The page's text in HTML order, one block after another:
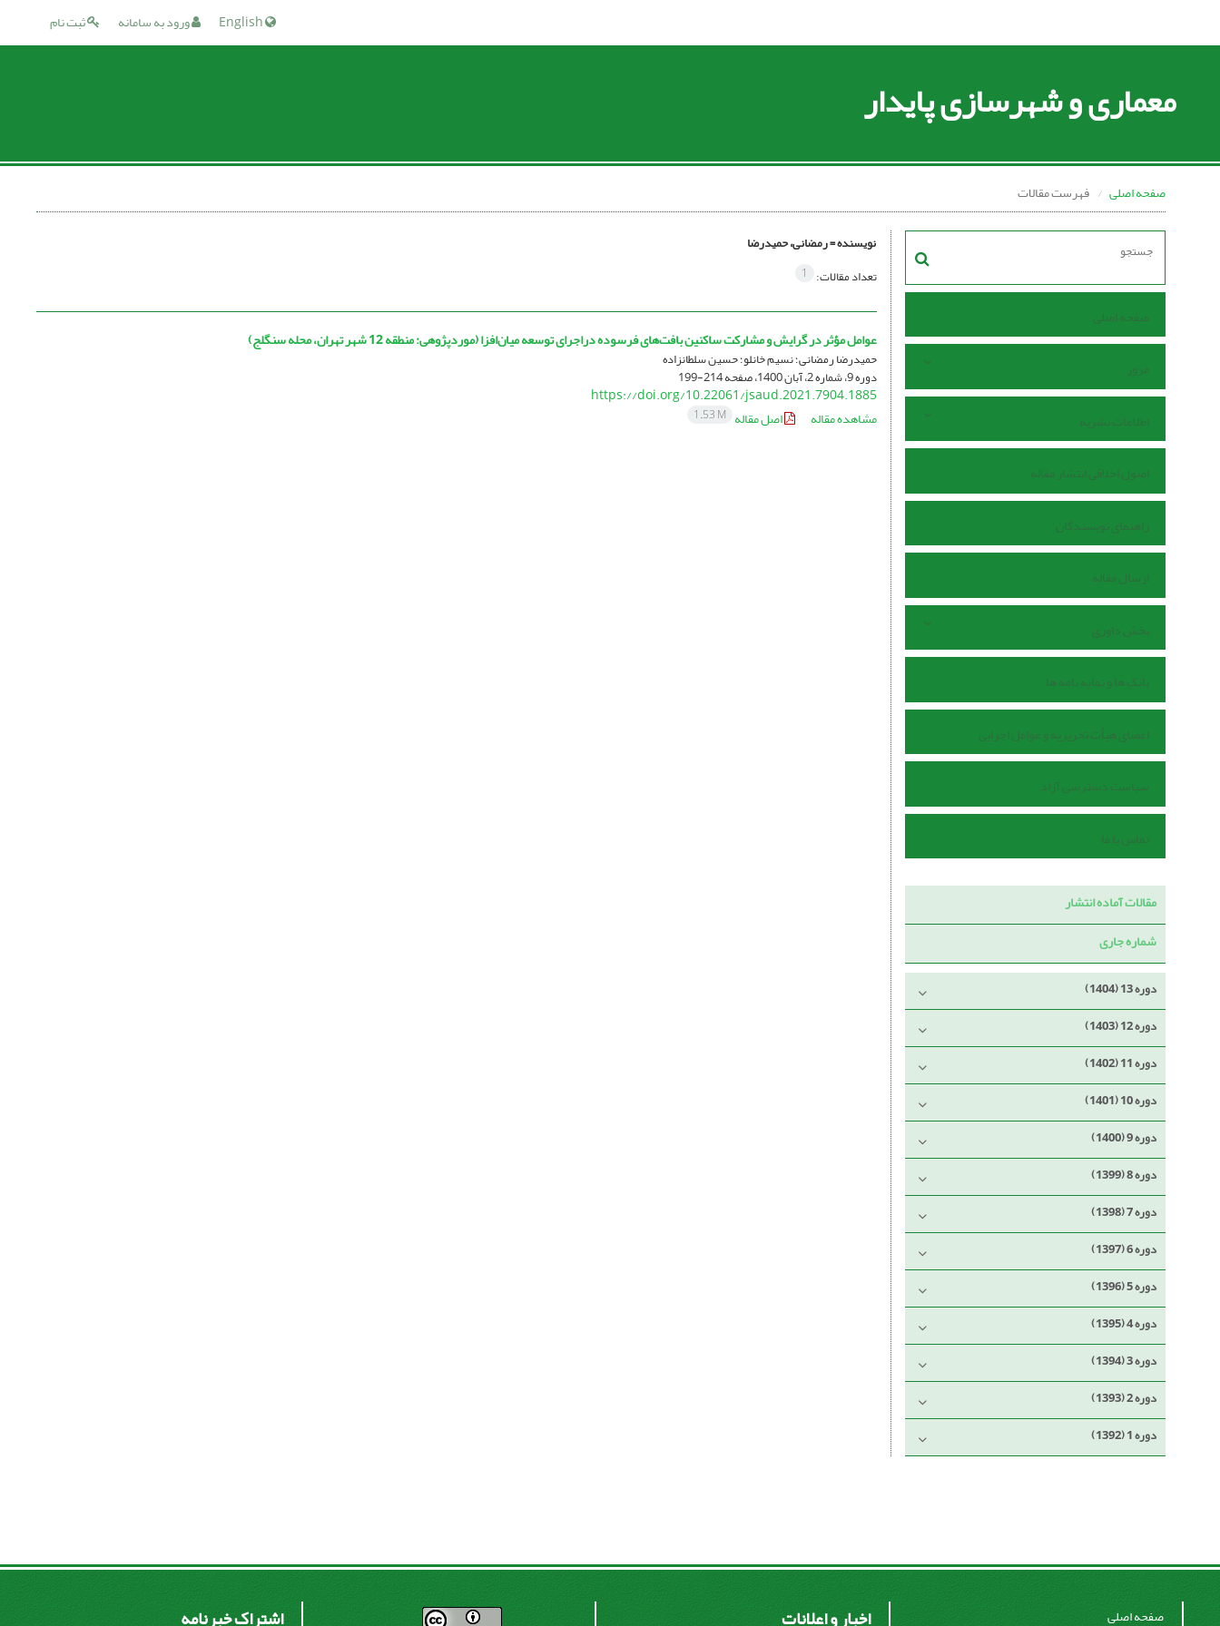
ثبت نام ورود به سامانه
معماری و شهرسازی پایدار
صفحه اصلی فهرست مقالات
صفحه اصلی
مرور
اطلاعات نشریه
اصول اخلاقی انتشار مقاله
راهنمای نویسندگان
ارسال مقاله
بخش داوری
بانک ها و نمایه نامه ها
اعضای هیأت تحریریه و عوامل اجرایی
سیاست دسترسی آزاد
تماس با ما
مقالات آماده انتشار
شماره جاری
دوره 13 (1404)
دوره 12 (1403)
دوره 11 (1402)
دوره 10 (1401)
دوره 9 (1400)
دوره 8 (1399)
دوره 7 (1398)
دوره 6 (1397)
دوره 5 (1396)
دوره 4 (1395)
دوره 3 (1394)
دوره 2 (1393)
دوره 1 (1392)
نویسنده =رمضانی، حمیدرضا
تعداد مقالات: 1
عوامل مؤثر در گرایش و مشارکت ساکنین بافت‌های فرسوده دراجرای توسعه میان‌افزا (موردپژوهی: منطقه 12 شهر تهران، محله سنگلج)
حمیدرضا رمضانی؛ نسیم خانلو؛ حسین سلطانزاده
دوره 9، شماره 2، آبان 1400، صفحه 214-199
https://doi.org/10.22061/jsaud.2021.7904.1885
مشاهده مقاله
اصل مقاله 1.53 M
صفحه اصلی
اخبار و اعلانات اشتراک خبرنامه